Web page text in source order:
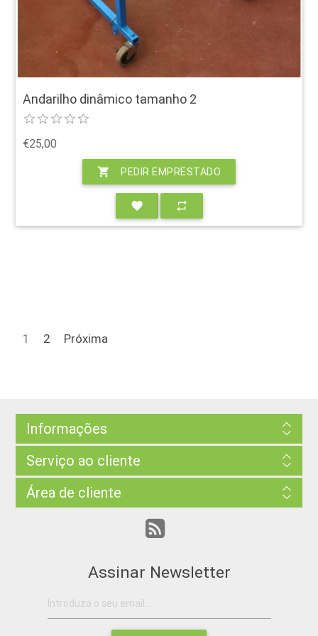
Andarilho dinâmico tamanho 2
€25,00
shopping_cart PEDIR EMPRESTADO
favorite repeat
1 2 Próxima
Informações
Serviço ao cliente
Área de cliente
Assinar Newsletter